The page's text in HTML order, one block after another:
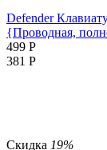
Defender
{Проводная,
499 Р
381 Р
Скидка 19%